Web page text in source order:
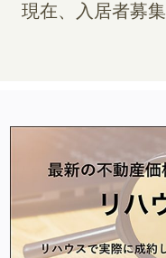
現在、入居者募